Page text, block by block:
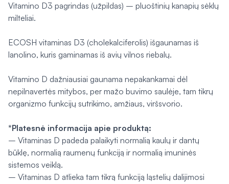
Vitamino D3 pagrindas (užpildas) – pluoštinių kanapių sėklų
milteliai.
ECOSH vitaminas D3 (cholekalciferolis) išgaunamas iš
lanolino, kuris gaminamas iš avių vilnos riebalų.
Vitamino D dažniausiai gaunama nepakankamai dėl
nepilnavertės mitybos, per mažo buvimo saulėje, tam tikrų
organizmo funkcijų sutrikimo, amžiaus, viršsvorio.
*Platesnė informacija apie produktą:
– Vitaminas D padeda palaikyti normalią kaulų ir dantų
būklę, normalią raumenų funkciją ir normalią imuninės
sistemos veiklą.
– Vitaminas D atlieka tam tikrą funkciją ląstelių dalijimosi